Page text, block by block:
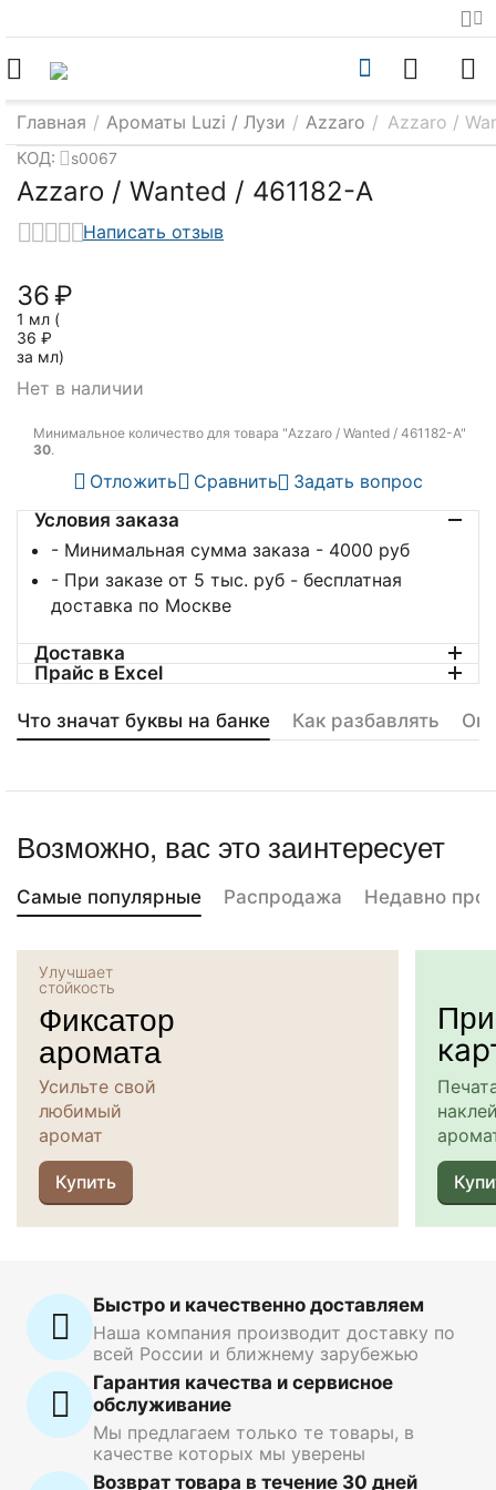
Главная / Ароматы Luzi / Лузи / Azzaro / Azzaro /
КОД: s0067
Azzaro / Wanted / 461182-A
Написать отзыв
‍36‍₽
1 мл (
36 ₽
за мл)
Нет в наличии
Минимальное количество для товара "Azzaro / Wanted / 461182-A"
30.
Отложить Сравнить
Задать вопрос
Условия заказа
- Минимальная сумма заказа - 4000 руб
- При заказе от 5 тыс. руб - бесплатная
доставка по Москве
Доставка
Прайс в Excel
Что значат буквы на банке Как разбавлять
Возможно, вас это заинтересует
Самые популярные Распродажа Недавно
Улучшает
стойкость
Фиксатор
аромата
Усильте свой
любимый
аромат
Купить
Быстро и качественно доставляем
Наша компания производит доставку по
всей России и ближнему зарубежью
Гарантия качества и сервисное
обслуживание
Мы предлагаем только те товары, в
качестве которых мы уверены
Возврат товара в течение 30 дней